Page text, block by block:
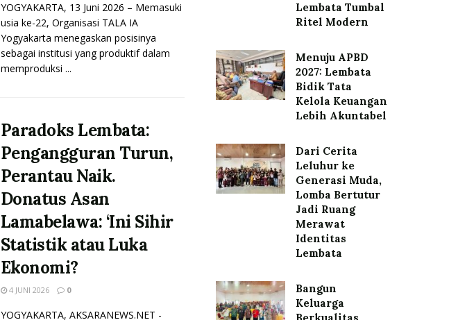
YOGYAKARTA, 13 Juni 2026 – Memasuki
usia ke-22, Organisasi TALA IA
Yogyakarta menegaskan posisinya
sebagai institusi yang produktif dalam
memproduksi ...
Paradoks Lembata:
Pengangguran Turun,
Perantau Naik.
Donatus Asan
Lamabelawa: ‘Ini Sihir
Statistik atau Luka
Ekonomi?
4 JUNI 2026 0
YOGYAKARTA, AKSARANEWS.NET -
Lembata Tumbal
Ritel Modern
Menuju APBD
2027: Lembata
Bidik Tata
Kelola Keuangan
Lebih Akuntabel
Dari Cerita
Leluhur ke
Generasi Muda,
Lomba Bertutur
Jadi Ruang
Merawat
Identitas
Lembata
Bangun
Keluarga